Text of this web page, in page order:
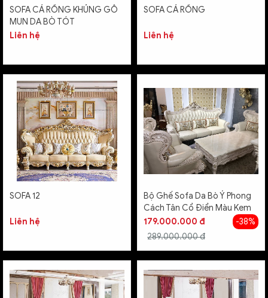
SOFA CÁ RỒNG KHỦNG GỖ
MUN DA BÒ TÓT
Liên hệ
SOFA CÁ RỒNG
Liên hệ
SOFA 12
Liên hệ
Bộ Ghế Sofa Da Bò Ý Phong
Cách Tân Cổ Điển Màu Kem
179.000.000 đ
289.000.000 đ
-38%